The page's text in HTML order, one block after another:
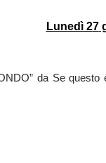
Lunedì 27
da Se questo